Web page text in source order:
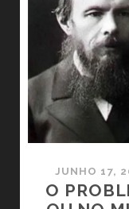
JUNHO 17,
O